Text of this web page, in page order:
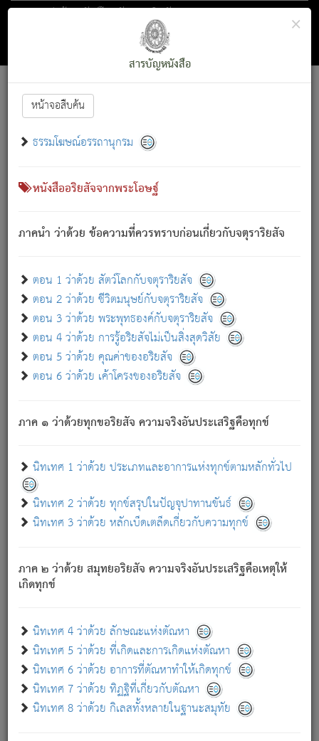
ตอน 1 ว่าด้วย สัตว์โลกกับจตุราริยสัจ
สารบัญ×
สารบัญหนังสือ
หน้าจอสืบค้น
ธรรมโฆษณ์อรรถานุกรม
หนังสืออริยสัจจากพระโอษฐ์
ภาคนำ ว่าด้วย ข้อความที่ควรทราบก่อนเกี่ยวกับจตุราริยสัจ
ตอน 1 ว่าด้วย สัตว์โลกกับจตุราริยสัจ
ตอน 2 ว่าด้วย ชีวิตมนุษย์กับจตุราริยสัจ
ตอน 3 ว่าด้วย พระพุทธองค์กับจตุราริยสัจ
ตอน 4 ว่าด้วย การรู้อริยสัจไม่เป็นสิ่งสุดวิสัย
ตอน 5 ว่าด้วย คุณค่าของอริยสัจ
ตอน 6 ว่าด้วย เค้าโครงของอริยสัจ
ภาค ๑ ว่าด้วยทุกขอริยสัจ ความจริงอันประเสริฐคือทุกข์
นิทเทศ 1 ว่าด้วย ประเภทและอาการแห่งทุกข์ตามหลักทั่วไป
นิทเทศ 2 ว่าด้วย ทุกข์สรุปในปัญจุปาทานขันธ์
นิทเทศ 3 ว่าด้วย หลักเบ็ดเตล็ดเกี่ยวกับความทุกข์
ภาค ๒ ว่าด้วย สมุทยอริยสัจ ความจริงอันประเสริฐคือเหตุให้
เกิดทุกข์
นิทเทศ 4 ว่าด้วย ลักษณะแห่งตัณหา
นิทเทศ 5 ว่าด้วย ที่เกิดและการเกิดแห่งตัณหา
นิทเทศ 6 ว่าด้วย อาการที่ตัณหาทำให้เกิดทุกข์
นิทเทศ 7 ว่าด้วย ทิฏฐิที่เกี่ยวกับตัณหา
นิทเทศ 8 ว่าด้วย กิเลสทั้งหลายในฐานะสมุทัย
Font :15 ]||
สัตว์โลกนี้ เกิดความเดือดร้อนแล้ว มีผัสสะบังหน้า
เขาสำคัญสิ่งใด โดยความเป็นประการใด แต่สิ่งนั้นย่อมเป็น
(ตามที่เป็นจริง) โดยประการอื่นจากที่เขาสำคัญนั้น
สัตว์โลกติดข้องอยู่ในภพ ถูกภพบังหน้าแล้ว มีภพโดยความ
เป็นอย่างอื่น (จากที่มันเป็นอยู่จริง) จึงได้เพลิดเพลินยิ่งนักในภพ
เขาเพลิดเพลินยิ่งนักในสิ่งใด สิ่งนั้นเป็นภัย (ที่เขาไม่รู้จัก)
เขากลัวต่อสิ่งใดสิ่งนั้นเป็นทุกข์
พรหมจรรย์นี้ อันบุคคลย่อมประพฤติ ก็เพื่อการละขาดซึ่ง
ภพ.
สมณะหรือพราหมณ์เหล่าใด กล่าวความหลุดพ้นจากภพว่า
มีได้เพราะภพ เรากล่าวว่า สมณะหรือพราหมณ์ทั้งปวงนั้น
มิใช่ผู้หลดพ้นจากภพ.
ภพ ว่ามีได้เพราะวิภพ[2]: เรากล่าวว่า สมณะหรือพราหมณ์ทั้ง
ปวงนั้น ก็ยังสลัดภพออกไปไม่ได้.
ก็ทุกข์นี้มีขึ้น เพราะอาศัยซึ่งอุปธิทั้งปวง.
เพราะความสิ้นไปแห่งอุปาทานทั้งปวง ความเกิดขึ้นแห่ง
ทุกข์จึงไม่มี.
ท่านจงดูโลกนี้เถิด (จะเห็นว่า) สัตว์ทั้งหลายอันอวิชาหนา
แน่นบังหนาแล้ว; และว่า สัตว์ผู้ยินดีในภพอันเป็นแล้วนั้น ย่อม
อันเป็นไปในที่หรือเวลาทั้งปวง[3]เพื่อความมีแห่งประโยชน์โดย
ประการทั้งปวง; ภพทั้งหลายทั้งหมดนั้น ไม่เที่ยง เป็นทุกข์ มี
ความแปรปรวนเป็นธรรมดา.
อย่างนี้อยู่; เขาย่อมละภวตัณหาได้ และไม่เพลิดเพลินวิภวตัณหา
ด้วย.
ความดับเพราะความสำรอกไม่เหลือ (แห่งภพทั้งหลาย)
เพราะความสิ้นไปแห่งตัณหาโดยประการทั้งปวง นั้นคือ
นิพพาน.
ภพใหม่ย่อมไม่มีแก่ภิกษุนั้น ผู้ดับเย็นสนิทแล้ว เพราะไม่มี